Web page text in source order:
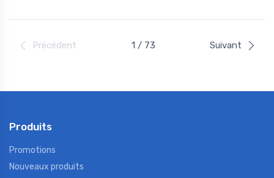
Précédent 1 / 73 Suivant
Produits
Promotions
Nouveaux produits